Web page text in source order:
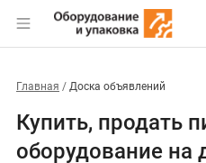
Главная Доска объявлений
Купить, продать
оборудование на